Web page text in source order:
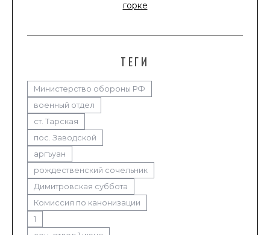
ТЕГИ
Министерство обороны РФ
военный отдел
ст. Тарская
пос. Заводской
аргъуан
рождественский сочельник
Димитровская суббота
Комиссия по канонизации
1